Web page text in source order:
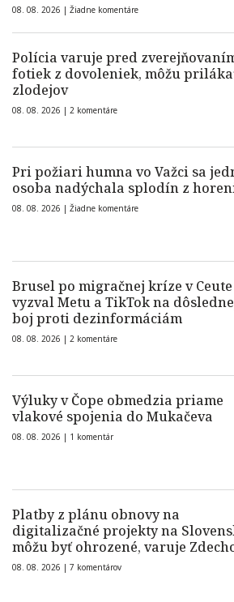
08. 08. 2026 | Žiadne komentáre
Polícia varuje pred
fotiek z dovoleniek, môžu
zlodejov
08. 08. 2026 | 2 komentáre
Pri požiari humna vo Važci sa
osoba nadýchala splodín z
08. 08. 2026 | Žiadne komentáre
Brusel po migračnej kríze v Ceute
vyzval Metu a TikTok na
boj proti dezinformáciám
08. 08. 2026 | 2 komentáre
Výluky v Čope obmedzia priame
vlakové spojenia do Mukačeva
08. 08. 2026 | 1 komentár
Platby z plánu obnovy na
digitalizačné projekty na
môžu byť ohrozené, varuje
08. 08. 2026 | 7 komentárov